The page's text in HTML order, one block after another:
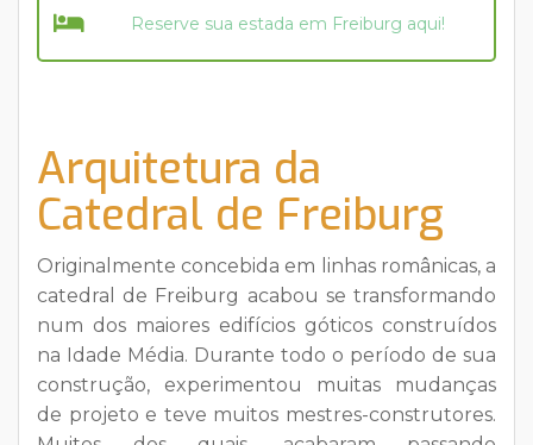
Reserve sua estada em Freiburg aqui!
Arquitetura da
Catedral de Freiburg
Originalmente concebida em linhas românicas, a
catedral de Freiburg acabou se transformando
num dos maiores edifícios góticos construídos
na Idade Média. Durante todo o período de sua
construção, experimentou muitas mudanças
de projeto e teve muitos mestres-construtores.